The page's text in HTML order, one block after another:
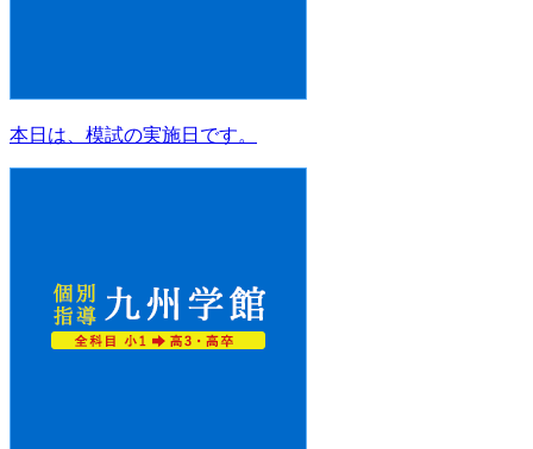
本日は、模試の実施日です。